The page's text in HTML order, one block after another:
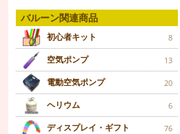
バルーン関連商品
初心者キット 8
空気ポンプ 13
電動空気ポンプ 20
ヘリウム 6
ディスプレイ・ギフト 76